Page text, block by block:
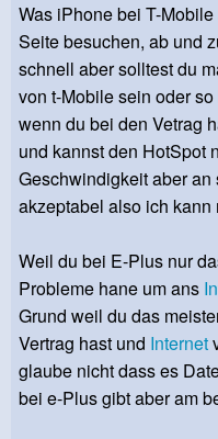
Was iPhone bei T-
Seite besuchen, ab und
schnell aber solltest du
von t-Mobile sein oder
wenn du bei den Vetrag
und kannst den HotSpot
Geschwindigkeit aber
akzeptabel also ich
Weil du bei E-Plus nur
Probleme hane um ans
Grund weil du das
Vertrag hast und Internet
glaube nicht dass es
bei e-Plus gibt aber am